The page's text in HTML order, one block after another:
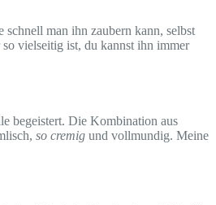
man ihn zaubern kann, selbst
vielseitig ist, du kannst ihn immer
begeistert. Die Kombination aus
so cremig und vollmundig. Meine